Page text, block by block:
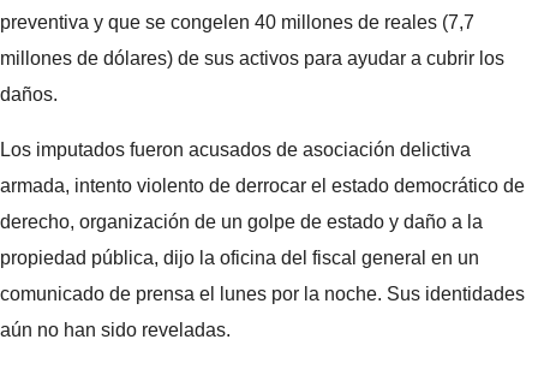
preventiva y que se congelen 40 millones de reales (7,7
millones de dólares) de sus activos para ayudar a cubrir los
daños.
Los imputados fueron acusados ​​de asociación delictiva
armada, intento violento de derrocar el estado democrático de
derecho, organización de un golpe de estado y daño a la
propiedad pública, dijo la oficina del fiscal general en un
comunicado de prensa el lunes por la noche. Sus identidades
aún no han sido reveladas.